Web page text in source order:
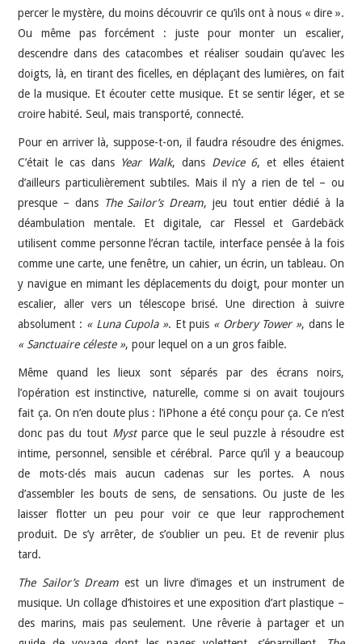
percer le mystère, du moins découvrir ce qu’ils ont à nous « dire ».
Ou même pas forcément : juste pour monter un escalier,
descendre dans des catacombes et réaliser soudain qu’avec les
doigts, là, en tirant des ficelles, en déplaçant des lumières, on fait
de la musique. Et écouter cette musique. Et se sentir léger, et se
croire habité. Seul, mais transporté, connecté.
Pour en arriver là, suppose-t-on, il faudra résoudre des énigmes.
C’était le cas dans Year Walk, dans Device 6, et elles étaient
d’ailleurs particulièrement subtiles. Mais il n’y a rien de tel – ou
presque – dans The Sailor’s Dream, jeu tout entier dédié à la
déambulation mentale. Et digitale, car Flessel et Gardebäck
utilisent comme personne l’écran tactile, interface pensée à la fois
comme une carte, une fenêtre, un cahier, un écrin, un tableau. On
y navigue en mimant les déplacements du doigt, pour monter un
escalier, aller vers un télescope brisé. Une direction à suivre
absolument : « Luna Cupola ». Et puis « Orbery Tower », dans le
« Sanctuaire céleste », pour lequel on a un gros faible.
Même quand les lieux sont séparés par des écrans noirs,
l’opération est instinctive, naturelle, comme si on avait toujours
fait ça. On n’en doute plus : l’iPhone a été conçu pour ça. Ce n’est
donc pas du tout Mystparce que le seul puzzle à résoudre est
intime, personnel, sensible et cérébral. Parce qu’il y a beaucoup
de mots-clés mais aucun cadenas sur les portes. A nous
d’assembler les bouts de sens, de sensations. Ou juste de les
laisser flotter un peu pour voir ce que leur rapprochement
produit. De s’y arrêter, de s’oublier un peu. Et de revenir plus
tard.
The Sailor’s Dream est un livre d’images et un instrument de
musique. Un collage d’histoires et une exposition d’art plastique –
des marins, mais pas seulement. Une rêverie à partager et un